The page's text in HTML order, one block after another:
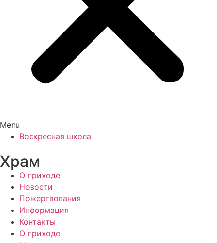
Menu
Воскресная школа
Храм
О приходе
Новости
Пожертвования
Информация
Контакты
О приходе